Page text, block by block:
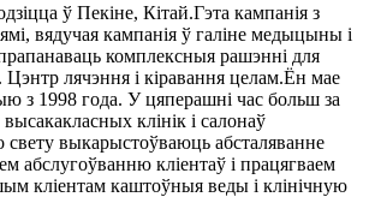
ў Пекіне, Кітай.Гэта кампанія з
вядучая кампанія ў галіне медыцыны і
комплексныя рашэнні для
Цэнтр лячэння і кіравання целам.Ён мае
з 1998 года. У цяперашні час больш за
клінік і салонаў
свету выкарыстоўваюць абсталяванне
абслугоўванню кліентаў і працягваем
кліентам каштоўныя веды і клінічную